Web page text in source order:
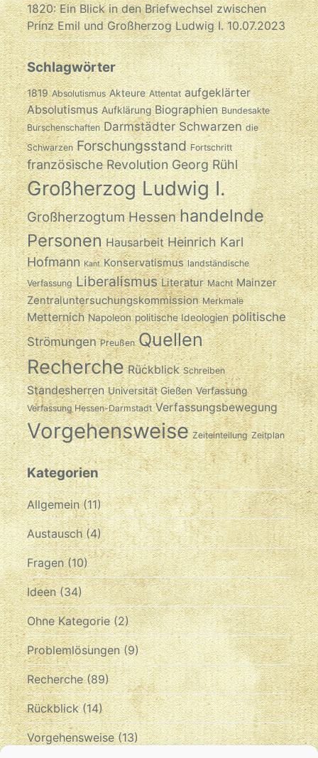
1820: Ein Blick in den Briefwechsel zwischen
Prinz Emil und Großherzog Ludwig I. 10.07.2023
Schlagwörter
1819 Absolutismus Akteure Attentat aufgeklärter
Absolutismus Aufklärung Biographien Bundesakte
Burschenschaften Darmstädter Schwarzen die
Schwarzen Forschungsstand Fortschritt
französische Revolution Georg Rühl
Großherzog Ludwig I.
Großherzogtum Hessen handelnde
Personen Hausarbeit Heinrich Karl
Hofmann Kant Konservatismus landständische
Verfassung Liberalismus Literatur Macht Mainzer
Zentraluntersuchungskommission Merkmale
Metternich Napoleon politische Ideologien politische
Strömungen Preußen Quellen
Recherche Rückblick Schreiben
Standesherren Universität Gießen Verfassung
Verfassung Hessen-Darmstadt Verfassungsbewegung
Vorgehensweise Zeiteinteilung Zeitplan
Kategorien
Allgemein(11)
Austausch(4)
Fragen(10)
Ideen(34)
Ohne Kategorie(2)
Problemlösungen(9)
Recherche(89)
Rückblick(14)
Vorgehensweise(13)